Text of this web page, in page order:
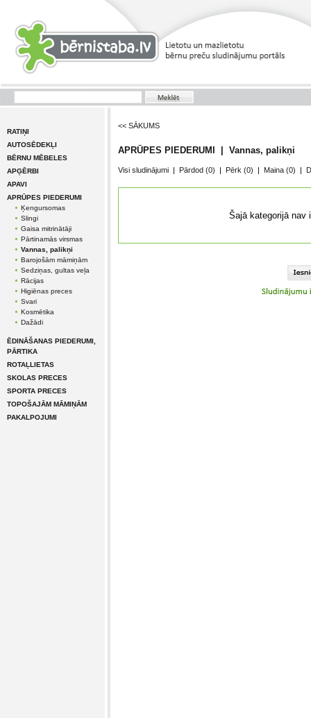
RATIŅI
AUTOSĒDEKĻI
BĒRNU MĒBELES
APĢĒRBI
APAVI
APRŪPES PIEDERUMI
Ķengursomas
Slingi
Gaisa mitrinātāji
Pārtinamās virsmas
Vannas, palikņi
Barojošām māmiņām
Sedziņas, gultas veļa
Rācijas
Higiēnas preces
Svari
Kosmētika
Dažādi
ĒDINĀŠANAS PIEDERUMI,
PĀRTIKA
ROTAĻLIETAS
SKOLAS PRECES
SPORTA PRECES
TOPOŠAJĀM MĀMIŅĀM
PAKALPOJUMI
<< SĀKUMS
APRŪPES PIEDERUMI | Vannas, palikņi
Visi sludinājumi | Pārdod (0) | Pērk (0) | Maina (0) |
Šajā kategorijā nav